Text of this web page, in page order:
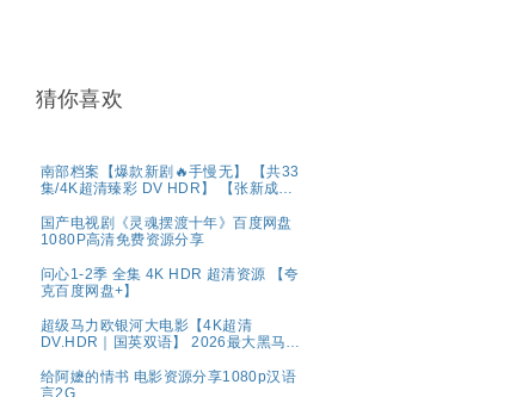
猜你喜欢
南部档案【爆款新剧🔥手慢无】 【共33
集/4K超清臻彩 DV HDR】 【张新成、
国产电视剧《灵魂摆渡十年》百度网盘
1080P高清免费资源分享
问心1-2季 全集 4K HDR 超清资源 【夸
克百度网盘+】
超级马力欧银河大电影【4K超清
DV.HDR｜国英双语】 2026最大黑马！
给阿嬷的情书 电影资源分享1080p汉语
言2G